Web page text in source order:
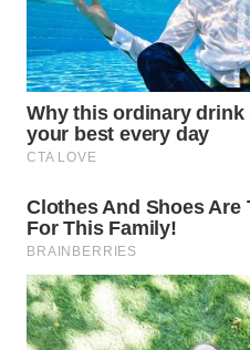
WN
KEPULAUAN
SERIBU
WN
TANGERANG
WN
BINJAI
WN
CIREBON